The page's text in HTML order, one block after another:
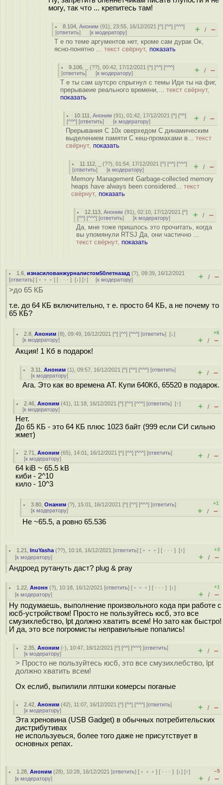
могу, так что ... крепитесь там!
8.104 ,Аноним (91), 23:55, 16/12/2021 [^] [^^] [^^^]
[ответить] [к модератору] + / –
Т е по теме аргументов нет, кроме сам дурак Ок,
ясно-понятно ... текст свёрнут, показать
9.106 (??), 00:42, 17/12/2021 [^] [^^] [^^^]
[ответить] [к модератору] + / –
Т е ты сам шутсро спрыгнул с темы Иди ты на фиг,
прерываеие реального времени,... текст свёрнут,
показать
10.111 ,Аноним (91), 01:42, 17/12/2021 [^] [^^]
[^^^] [ответить] [к модератору] + / –
Прерывания С 10x оверхедом С динамическим
выделением памяти С кеш-промахами в... текст
свёрнут, показать
11.112 (??), 01:54, 17/12/2021 [^] [^^] [^^^]
[ответить] [к модератору] + / –
Memory Management Garbage-collected memory
heaps have always been considered... текст
свёрнут, показать
12.113 ,Аноним (91), 02:10, 17/12/2021 [^]
[^^] [^^^] [ответить] [к модератору] + / –
Да, мне тоже пришлось это прочитать, когда
вы упомянули RTSJ Да, они частично ...
текст свёрнут, показать
1.6 ,изнасилованжурналистом50летназад (?), 09:39, 16/12/2021
[ответить] [ ﹢﹢﹢ ] [ · · · ] [↓] [↑] [к модератору] + / –
>до 65 КБ
т.е. до 64 КБ включительно, т е. просто 64 КБ, а не почему то
65 КБ?
2.8 ,Аноним (8), 09:49, 16/12/2021 [^] [^^] [^^^] [ответить][↓]
[к модератору]
+6
+ / –
Акция! 1 Кб в подарок!
3.11 ,Аноним (1), 09:57, 16/12/2021 [^] [^^] [^^^] [ответить]
[к модератору] + / –
Ага. Это как во времена AT. Купи 640Кб, 65520 в подарок.
2.46 ,Аноним (41), 11:18, 16/12/2021 [^] [^^] [^^^] [ответить][↑]
[к модератору] + / –
Нет.
До 65 КБ - это 64 КБ плюс 1023 байт (999 если СИ сильно
жмет)
2.71 ,Аноним (65), 14:01, 16/12/2021 [^] [^^] [^^^] [ответить]
[к модератору] + / –
64 kiB ~ 65.5 kB
киби - 2^10
кило - 10^3
3.80 ,Онаним (?), 15:01, 16/12/2021 [^] [^^] [^^^] [ответить]
[к модератору]
+1
+ / –
Не ~65.5, а ровно 65.536
1.21 ,InuYasha (??), 10:16, 16/12/2021 [ответить] [ ﹢﹢﹢] [ · · ·][↑]
[к модератору]
+3
+ / –
Андроед рутануть даст? plug & pray
1.22 ,Анонн (?), 10:18, 16/12/2021 [ответить] [ ﹢﹢﹢] [ · · ·][↓]
[к модератору]
+1
+ / –
Ну подумаешь, выполнение произвольного кода при работе с
юсб-устройством! Просто не пользуйтесь юсб, это все
смузихлебство, lpt должно хватить всем! Но зато как быстро!
И да, это все погромисты неправильные попались!
2.35 ,Аноним (-), 10:47, 16/12/2021 [^] [^^] [^^^] [ответить]
[к модератору] + / –
> Просто не пользуйтесь юсб, это все смузихлебство, lpt
должно хватить всем!
Ох еслиб, выпилили лптшки комерсы поганые
2.42 ,Аноним (42), 11:07, 16/12/2021 [^] [^^] [^^^] [ответить]
[к модератору] + / –
Эта хреновина (USB Gadget) в обычных потребительских
дистрибутивах
не используеься, более того даже не присутствует в
основных репах.
1.28 ,Аноним (28), 10:28, 16/12/2021 [ответить] [ ﹢﹢﹢] [ · · ·][↓] [↑]
[к модератору]
–5
+ / –